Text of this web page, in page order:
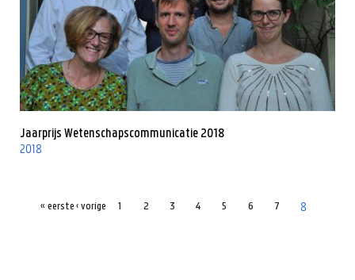
Jaarprijs Wetenschapscommunicatie 2018
2018
« eerste ‹ vorige 1 2 3 4 5 6 7 8